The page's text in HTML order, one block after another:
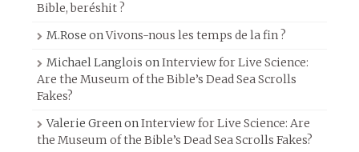
Bible, beréshit ?
M.Rose onVivons-nous les temps de la fin ?
Michael Langlois onInterview for Live Science:
Are the Museum of the Bible’s Dead Sea Scrolls
Fakes?
Valerie GreenonInterview for Live Science: Are
the Museum of the Bible’s Dead Sea Scrolls Fakes?